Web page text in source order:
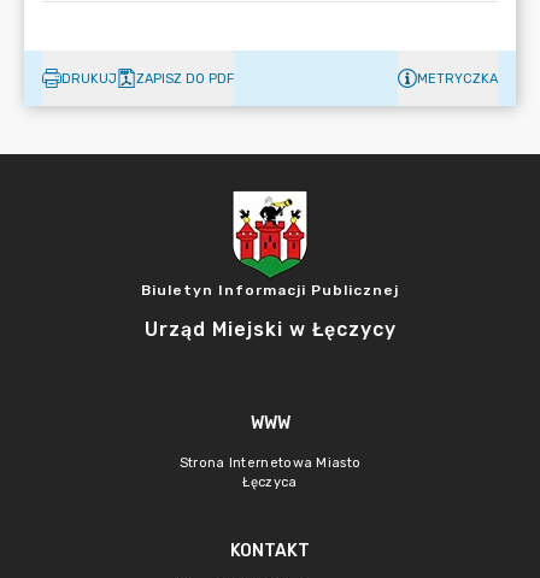
DRUKUJ ZAPISZ DO PDF METRYCZKA
Biuletyn Informacji Publicznej
Urząd Miejski w Łęczycy
WWW
Strona Internetowa Miasto
Łęczyca
KONTAKT